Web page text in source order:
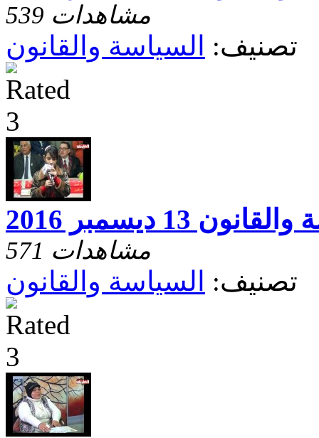
539 مشاهدات
تصنيف: السياسة والقانون
13 ديسمبر 2016
571 مشاهدات
تصنيف: السياسة والقانون